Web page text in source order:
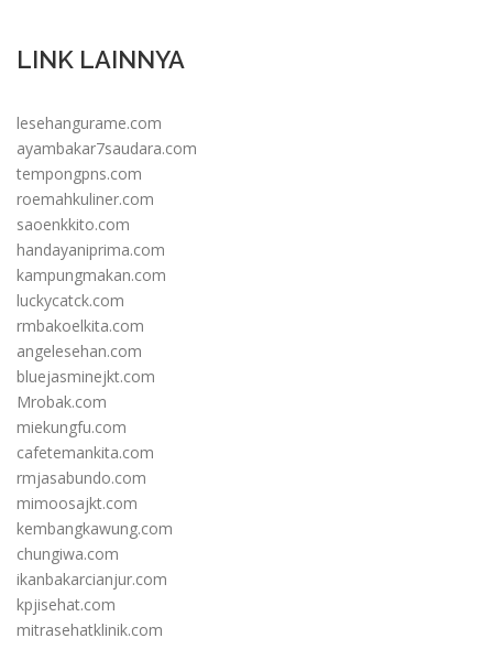
LINK LAINNYA
lesehangurame.com
ayambakar7saudara.com
tempongpns.com
roemahkuliner.com
saoenkkito.com
handayaniprima.com
kampungmakan.com
luckycatck.com
rmbakoelkita.com
angelesehan.com
bluejasminejkt.com
Mrobak.com
miekungfu.com
cafetemankita.com
rmjasabundo.com
mimoosajkt.com
kembangkawung.com
chungiwa.com
ikanbakarcianjur.com
kpjisehat.com
mitrasehatklinik.com